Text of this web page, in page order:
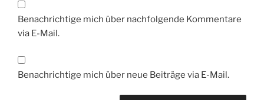
Benachrichtige mich über nachfolgende Kommentare
via E-Mail.
Benachrichtige mich über neue Beiträge via E-Mail.